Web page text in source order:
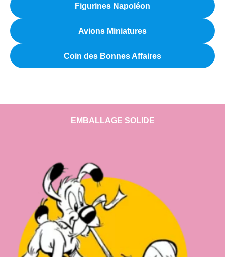
Figurines Napoléon
Avions Miniatures
Coin des Bonnes Affaires
EMBALLAGE SOLIDE